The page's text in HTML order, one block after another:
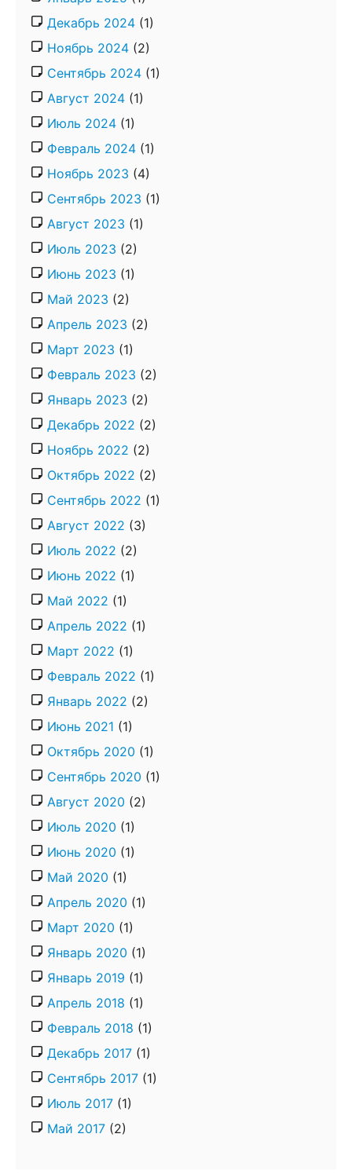
Декабрь 2024 (1)
Ноябрь 2024 (2)
Сентябрь 2024 (1)
Август 2024 (1)
Июль 2024 (1)
Февраль 2024 (1)
Ноябрь 2023 (4)
Сентябрь 2023 (1)
Август 2023 (1)
Июль 2023 (2)
Июнь 2023 (1)
Май 2023 (2)
Апрель 2023 (2)
Март 2023 (1)
Февраль 2023 (2)
Январь 2023 (2)
Декабрь 2022 (2)
Ноябрь 2022 (2)
Октябрь 2022 (2)
Сентябрь 2022 (1)
Август 2022 (3)
Июль 2022 (2)
Июнь 2022 (1)
Май 2022 (1)
Апрель 2022 (1)
Март 2022 (1)
Февраль 2022 (1)
Январь 2022 (2)
Июнь 2021 (1)
Октябрь 2020 (1)
Сентябрь 2020 (1)
Август 2020 (2)
Июль 2020 (1)
Июнь 2020 (1)
Май 2020 (1)
Апрель 2020 (1)
Март 2020 (1)
Январь 2020 (1)
Январь 2019 (1)
Апрель 2018 (1)
Февраль 2018 (1)
Декабрь 2017 (1)
Сентябрь 2017 (1)
Июль 2017 (1)
Май 2017 (2)